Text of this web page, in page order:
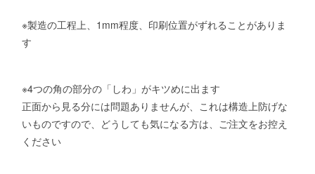
※製造の工程上、1mm程度、印刷位置がずれることがありま
す
※4つの角の部分の「しわ」がキツめに出ます
正面から見る分には問題ありませんが、これは構造上防げな
いものですので、どうしても気になる方は、ご注文をお控え
ください